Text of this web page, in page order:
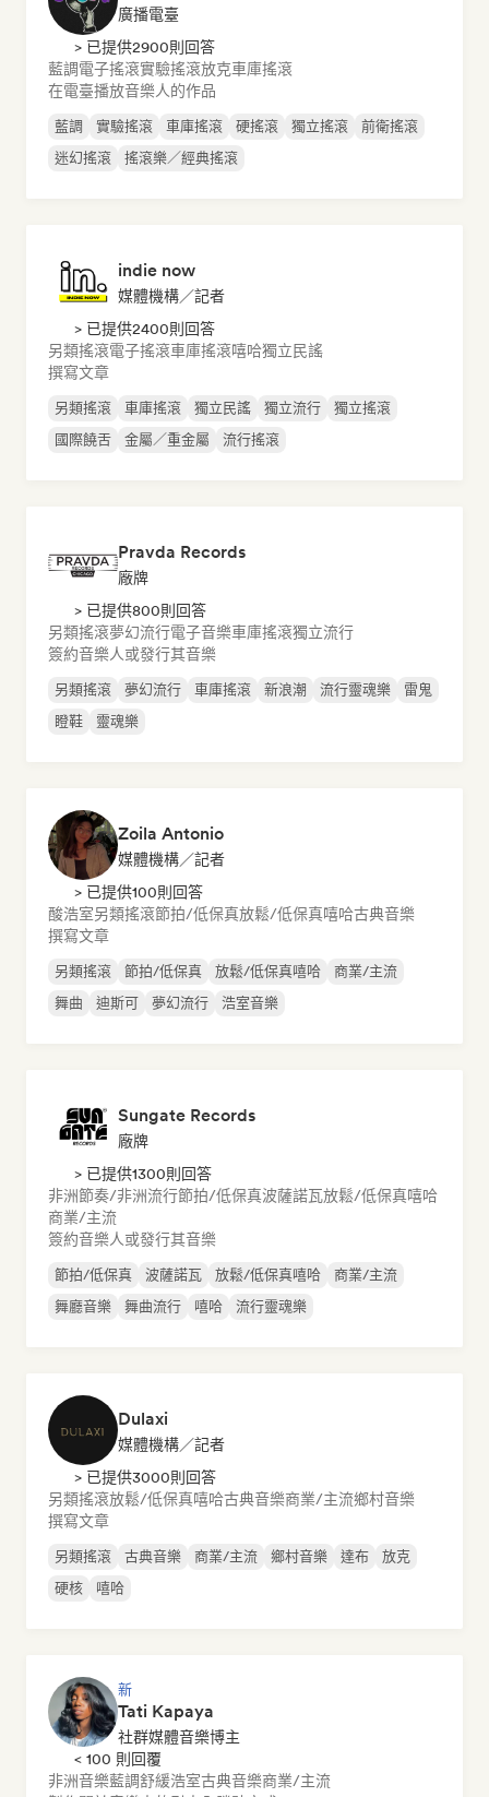
廣播電臺
> 已提供2900則回答
藍調電子搖滾實驗搖滾放克車庫搖滾
在電臺播放音樂人的作品
藍調 實驗搖滾 車庫搖滾 硬搖滾 獨立搖滾
前衛搖滾
迷幻搖滾
搖滾樂／經典搖滾
indie now
媒體機構／記者
> 已提供2400則回答
另類搖滾電子搖滾車庫搖滾嘻哈獨立民謠
撰寫文章
另類搖滾 車庫搖滾 獨立民謠 獨立流行
獨立搖滾
國際饒舌
金屬／重金屬 流行搖滾
Pravda Records
廠牌
> 已提供800則回答
另類搖滾夢幻流行電子音樂車庫搖滾獨立流行
簽約音樂人或發行其音樂
另類搖滾 夢幻流行 車庫搖滾 新浪潮 流行靈魂樂
雷鬼
瞪鞋
靈魂樂
Zoila Antonio
媒體機構／記者
> 已提供100則回答
酸浩室另類搖滾節拍/低保真放鬆/低保真嘻哈古典音樂
撰寫文章
另類搖滾 節拍/低保真 放鬆/低保真嘻哈
商業/主流
舞曲
迪斯可 夢幻流行 浩室音樂
Sungate Records
廠牌
> 已提供1300則回答
非洲節奏/非洲流行節拍/低保真波薩諾瓦放鬆/低保真嘻哈
商業/主流
簽約音樂人或發行其音樂
節拍/低保真 波薩諾瓦 放鬆/低保真嘻哈
商業/主流
舞廳音樂
舞曲流行 嘻哈 流行靈魂樂
Dulaxi
媒體機構／記者
> 已提供3000則回答
另類搖滾放鬆/低保真嘻哈古典音樂商業/主流鄉村音樂
撰寫文章
另類搖滾 古典音樂 商業/主流 鄉村音樂 達布
放克
硬核
嘻哈
新
Tati Kapaya
社群媒體音樂博主
< 100 則回覆
非洲音樂藍調舒緩浩室古典音樂商業/主流